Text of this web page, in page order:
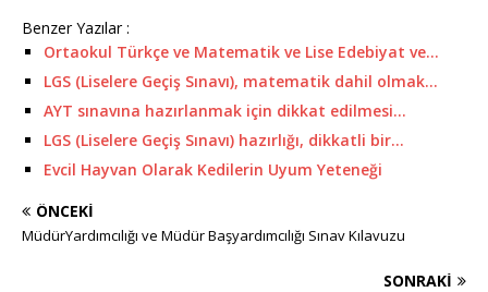
Benzer Yazılar :
Ortaokul Türkçe ve Matematik ve Lise Edebiyat ve…
LGS (Liselere Geçiş Sınavı), matematik dahil olmak…
AYT sınavına hazırlanmak için dikkat edilmesi…
LGS (Liselere Geçiş Sınavı) hazırlığı, dikkatli bir…
Evcil Hayvan Olarak Kedilerin Uyum Yeteneği
ÖNCEKI
MüdürYardımcılığı ve Müdür Başyardımcılığı Sınav Kılavuzu
SONRAKI